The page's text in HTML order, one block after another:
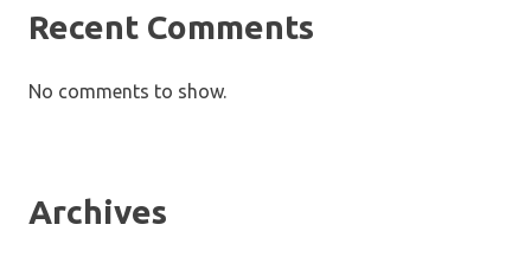
Recent Comments
No comments to show.
Archives